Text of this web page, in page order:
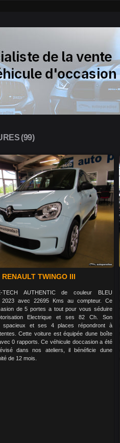
(99)
RENAULT TWINGO III
TECH AUTHENTIC de couleur BLEU
2023 avec 22695 Kms au compteur. Ce
de 5 portes a tout pour vous séduire
Electrique et ses 82 Ch. Son
spacieux et ses 4 places répondront à
Cette voiture est équipée dune boîte
0 rapports. Ce véhicule doccasion a été
dans nos ateliers, il bénéficie dune
de 12 mois.